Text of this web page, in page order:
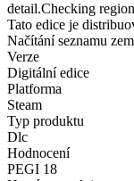
detail.Checking
Tato edice je
Načítání seznamu
Verze
Digitální edice
Platforma
Steam
Typ produktu
Dlc
Hodnocení
PEGI 18